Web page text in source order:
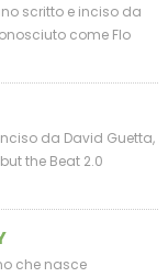
scritto e inciso da
come Flo
da David Guetta,
the Beat 2.0
che nasce